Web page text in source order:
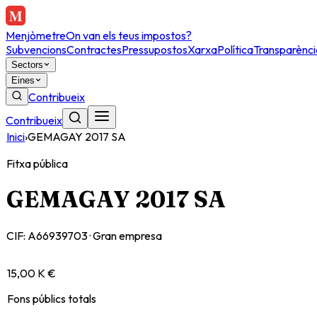
MenjòmetreOn van els teus impostos?
SubvencionsContractesPressupostosXarxaPolítica
Sectors
Eines
Contribueix
Contribueix
Inici›GEMAGAY 2017 SA
Fitxa pública
GEMAGAY 2017 SA
CIF: A66939703·Gran empresa
15,00 K €
Fons públics totals